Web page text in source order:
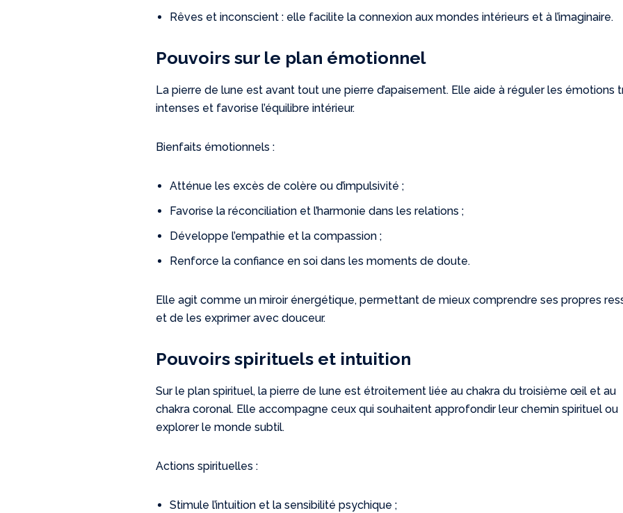
Rêves et inconscient : elle facilite la connexion aux mondes intérieurs et à l’imaginaire.
Pouvoirs sur le plan émotionnel
La pierre de lune est avant tout une pierre d’apaisement. Elle aide à réguler les émotions
intenses et favorise l’équilibre intérieur.
Bienfaits émotionnels :
Atténue les excès de colère ou d’impulsivité ;
Favorise la réconciliation et l’harmonie dans les relations ;
Développe l’empathie et la compassion ;
Renforce la confiance en soi dans les moments de doute.
Elle agit comme un miroir énergétique, permettant de mieux comprendre ses propres
et de les exprimer avec douceur.
Pouvoirs spirituels et intuition
Sur le plan spirituel, la pierre de lune est étroitement liée au chakra du troisième œil et au
chakra coronal. Elle accompagne ceux qui souhaitent approfondir leur chemin spirituel ou
explorer le monde subtil.
Actions spirituelles :
Stimule l’intuition et la sensibilité psychique ;